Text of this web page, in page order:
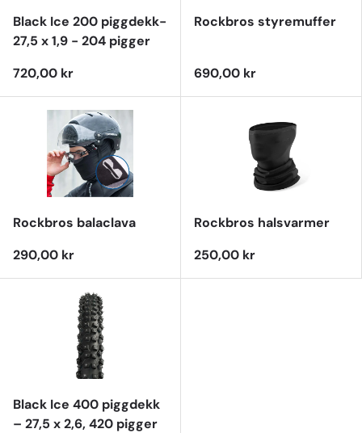
Black Ice 200 piggdekk-
27,5 x 1,9 - 204 pigger
720,00 kr
Rockbros styremuffer
690,00 kr
Rockbros balaclava
290,00 kr
Rockbros halsvarmer
250,00 kr
Black Ice 400 piggdekk
– 27,5 x 2,6, 420 pigger